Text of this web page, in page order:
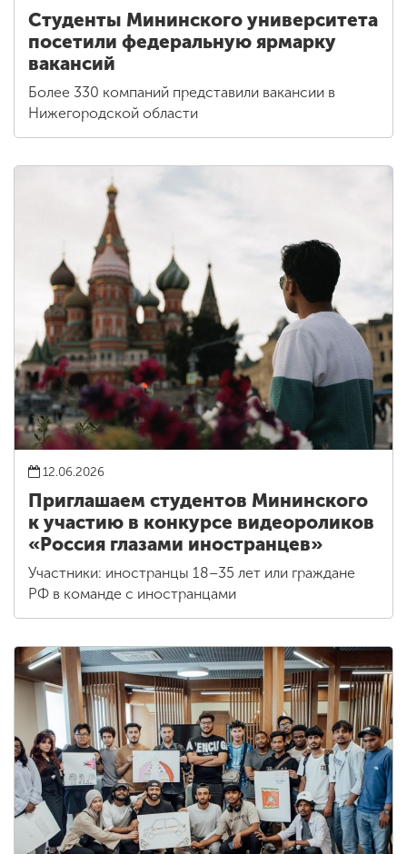
Студенты Мининского университета
посетили федеральную ярмарку
вакансий
Более 330 компаний представили вакансии в
Нижегородской области
12.06.2026
Приглашаем студентов Мининского
к участию в конкурсе видеороликов
«Россия глазами иностранцев»
Участники: иностранцы 18–35 лет или граждане
РФ в команде с иностранцами